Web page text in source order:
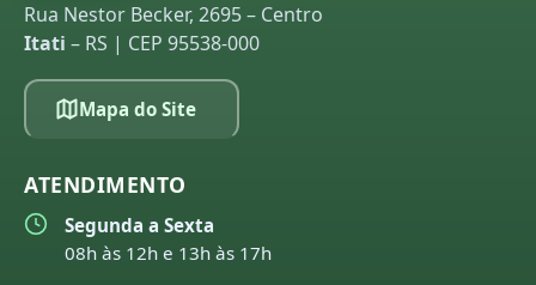
Rua Nestor Becker, 2695 – Centro
Itati – RS | CEP 95538-000
Mapa do Site
ATENDIMENTO
Segunda a Sexta
08h às 12h e 13h às 17h